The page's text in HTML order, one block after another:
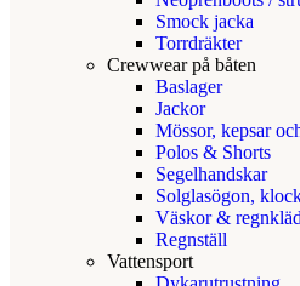
Smock jacka
Torrdräkter
Crewwear på båten
Baslager
Jackor
Mössor, kepsar
Polos & Shorts
Segelhandskar
Solglasögon,
Väskor &
Regnställ
Vattensport